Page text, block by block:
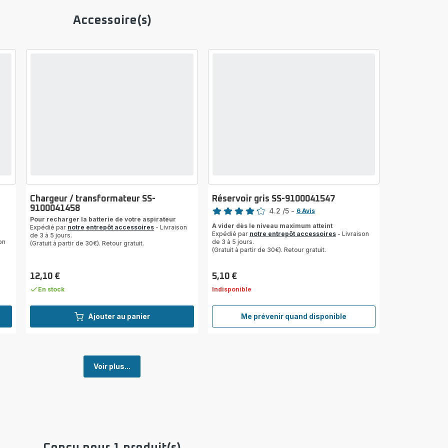
Accessoire(s)
Ajouter au panier
Chargeur / transformateur SS-
9100041458
Pour recharger la batterie de votre aspirateur
Expédié par notre entrepôt accessoires - Livraison
de 3 à 5 jours.
(Gratuit à partir de 30€). Retour gratuit.
Prix
12,10 €
En stock
Me prévenir quand disponible
Réservoir
gris
Réservoir gris SS-9100041547
Note
4.2 /5 - 6 Avis
A vider dès le niveau maximum atteint
Expédié par notre entrepôt accessoires- Livraison
de 3 à 5 jours.
(Gratuit à partir de 30€). Retour gratuit.
Prix
5,10 €
Indisponible
Voir plus...